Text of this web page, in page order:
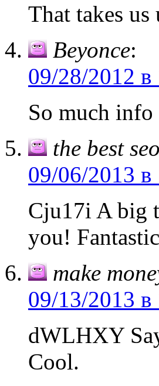
That takes
Beyonce:
09/28/2012 в
So much
the best
09/06/2013 в
Cju17i A big
you!
make
09/13/2013 в
dWLHXY
Cool.